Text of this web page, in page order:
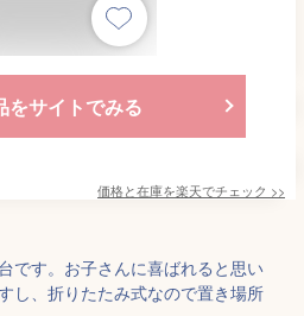
をサイトでみる
価格と在庫を楽天でチェック >>
です。お子さんに喜ばれると思い
し、折りたたみ式なので置き場所